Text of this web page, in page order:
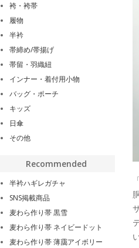
袴・袴帯
履物
半衿
帯締め/帯揚げ
帯留・羽織紐
インナー・着付用小物
バッグ・ポーチ
キッズ
日傘
その他
Recommended
半衿ハギレガチャ
SNS掲載商品
麦わら作り帯 黒雪
麦わら作り帯 ネイビードット
麦わら作り帯 薄靄アイボリー